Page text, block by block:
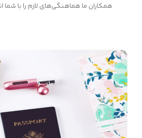
همکاران ما هماهنگی‌های لازم را با شما